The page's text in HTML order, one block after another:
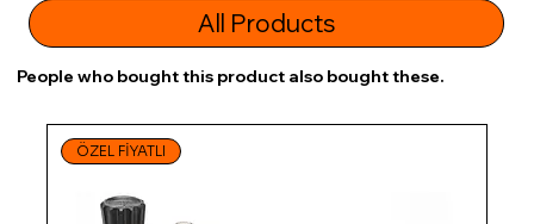
All Products
People who bought this product also bought these.
ÖZEL FİYATLI